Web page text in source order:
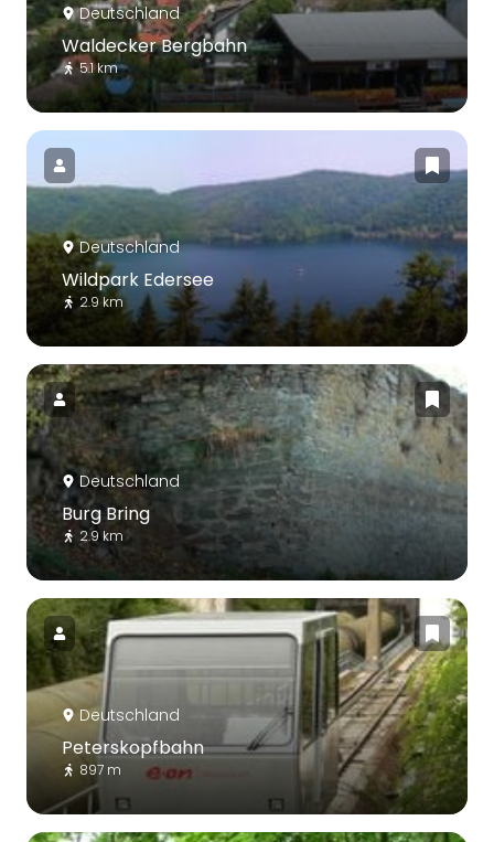
Deutschland
Waldecker Bergbahn
5.1 km
Deutschland
Wildpark Edersee
2.9 km
Deutschland
Burg Bring
2.9 km
Deutschland
Peterskopfbahn
897 m